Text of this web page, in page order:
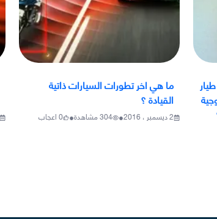
ما هي اخر تطورات السيارات ذاتية
القيادة ؟
2 ديسمبر ، 2016 •
304مشاهدة•
0اعجاب